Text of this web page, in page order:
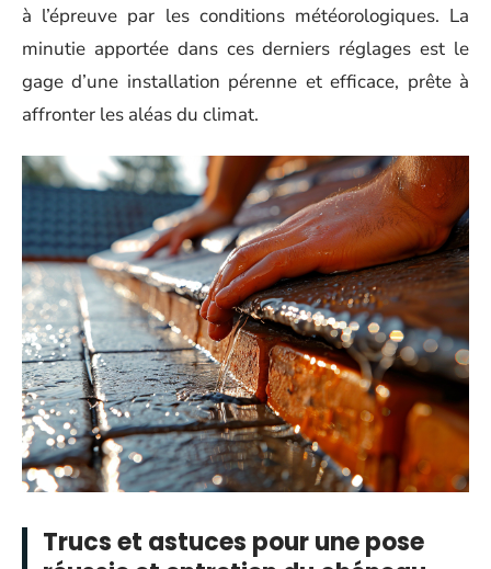
à l’épreuve par les conditions météorologiques. La
minutie apportée dans ces derniers réglages est le
gage d’une installation pérenne et efficace, prête à
affronter les aléas du climat.
Trucs et astuces pour une pose